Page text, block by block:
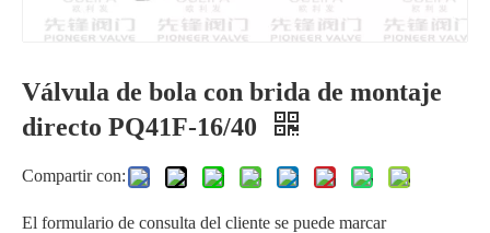
Válvula de bola con extremo de brida JIS Q41F-10K
Válvula de bola con brida de montaje
directo PQ41F-16/40
Compartir con:
El formulario de consulta del cliente se puede marcar